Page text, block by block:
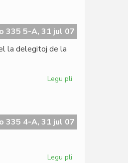
kvaronan
jarcenton
335 5-A, 31 jul 07
la delegitoj de la
Legu pli
ofte
335 4-A, 31 jul 07
Legu pli